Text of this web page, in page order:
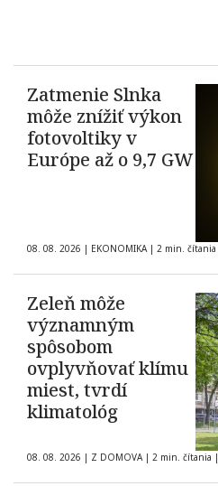
Zatmenie Slnka
môže znížiť výkon
fotovoltiky v
Európe až o 9,7 GW
08. 08. 2026 | EKONOMIKA | 2 min. čítania
Zeleň môže
významným
spôsobom
ovplyvňovať klímu
miest, tvrdí
klimatológ
08. 08. 2026 | Z DOMOVA | 2 min. čítania |